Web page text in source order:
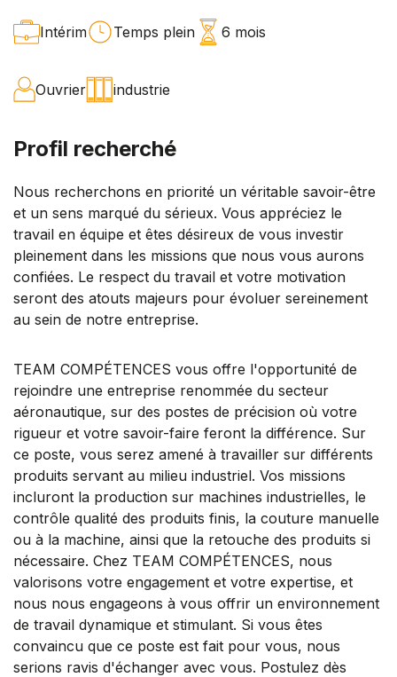
Intérim Temps plein 6 mois
Ouvrier industrie
Profil recherché
Nous recherchons en priorité un véritable savoir-être
et un sens marqué du sérieux. Vous appréciez le
travail en équipe et êtes désireux de vous investir
pleinement dans les missions que nous vous aurons
confiées. Le respect du travail et votre motivation
seront des atouts majeurs pour évoluer sereinement
au sein de notre entreprise.
TEAM COMPÉTENCES vous offre l'opportunité de
rejoindre une entreprise renommée du secteur
aéronautique, sur des postes de précision où votre
rigueur et votre savoir-faire feront la différence. Sur
ce poste, vous serez amené à travailler sur différents
produits servant au milieu industriel. Vos missions
incluront la production sur machines industrielles, le
contrôle qualité des produits finis, la couture manuelle
ou à la machine, ainsi que la retouche des produits si
nécessaire. Chez TEAM COMPÉTENCES, nous
valorisons votre engagement et votre expertise, et
nous nous engageons à vous offrir un environnement
de travail dynamique et stimulant. Si vous êtes
convaincu que ce poste est fait pour vous, nous
serions ravis d'échanger avec vous. Postulez dès